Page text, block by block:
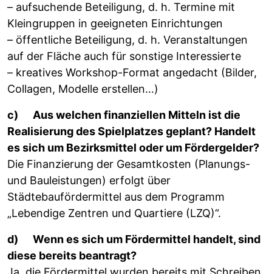
– aufsuchende Beteiligung, d. h. Termine mit
Kleingruppen in geeigneten Einrichtungen
– öffentliche Beteiligung, d. h. Veranstaltungen
auf der Fläche auch für sonstige Interessierte
– kreatives Workshop-Format angedacht (Bilder,
Collagen, Modelle erstellen…)
c) Aus welchen finanziellen Mitteln ist die
Realisierung des Spielplatzes geplant? Handelt
es sich um Bezirksmittel oder um Fördergelder?
Die Finanzierung der Gesamtkosten (Planungs-
und Bauleistungen) erfolgt über
Städtebaufördermittel aus dem Programm
„Lebendige Zentren und Quartiere (LZQ)“.
d) Wenn es sich um Fördermittel handelt, sind
diese bereits beantragt?